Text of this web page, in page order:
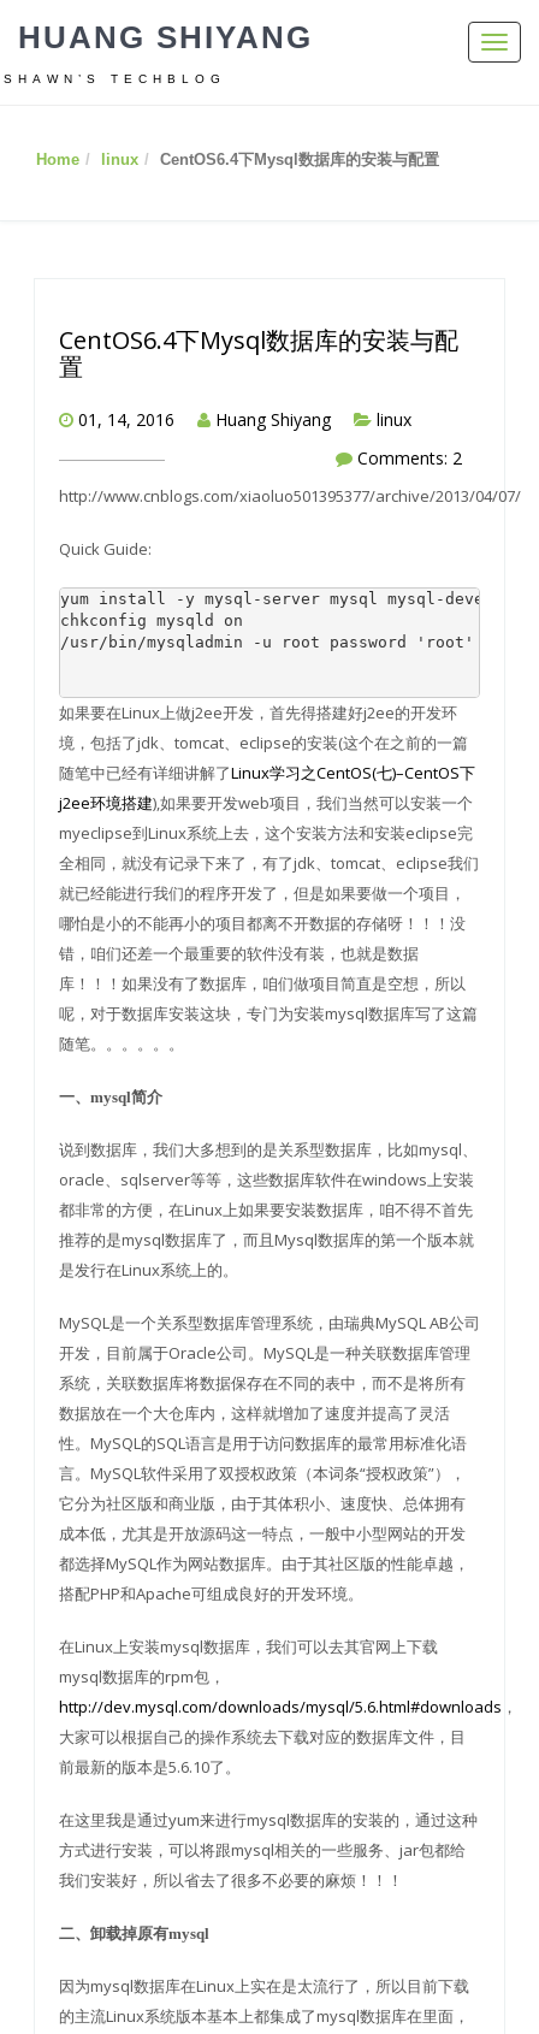
HUANG SHIYANG
SHAWN’S TECHBLOG
Home linux CentOS6.4下Mysql数据库的安装与配置
CentOS6.4下Mysql数据库的安装与配
置
01, 14, 2016 Huang Shiyang
linux
Comments: 2
http://www.cnblogs.com/xiaoluo501395377/archive/2013/04/07/
Quick Guide:
yum install -y mysql-server mysql mysql-
chkconfig mysqld on
/usr/bin/mysqladmin -u root password 'root'　　// 为
如果要在Linux上做j2ee开发，首先得搭建好j2ee的开发环
境，包括了jdk、tomcat、eclipse的安装(这个在之前的一篇
随笔中已经有详细讲解了Linux学习之CentOS(七)–CentOS下
j2ee环境搭建),如果要开发web项目，我们当然可以安装一个
myeclipse到Linux系统上去，这个安装方法和安装eclipse完
全相同，就没有记录下来了，有了jdk、tomcat、eclipse我们
就已经能进行我们的程序开发了，但是如果要做一个项目，
哪怕是小的不能再小的项目都离不开数据的存储呀！！！没
错，咱们还差一个最重要的软件没有装，也就是数据
库！！！如果没有了数据库，咱们做项目简直是空想，所以
呢，对于数据库安装这块，专门为安装mysql数据库写了这篇
随笔。。。。。。
一、mysql简介
说到数据库，我们大多想到的是关系型数据库，比如mysql、
oracle、sqlserver等等，这些数据库软件在windows上安装
都非常的方便，在Linux上如果要安装数据库，咱不得不首先
推荐的是mysql数据库了，而且Mysql数据库的第一个版本就
是发行在Linux系统上的。
MySQL是一个关系型数据库管理系统，由瑞典MySQL AB公司
开发，目前属于Oracle公司。MySQL是一种关联数据库管理
系统，关联数据库将数据保存在不同的表中，而不是将所有
数据放在一个大仓库内，这样就增加了速度并提高了灵活
性。MySQL的SQL语言是用于访问数据库的最常用标准化语
言。MySQL软件采用了双授权政策（本词条“授权政策”），
它分为社区版和商业版，由于其体积小、速度快、总体拥有
成本低，尤其是开放源码这一特点，一般中小型网站的开发
都选择MySQL作为网站数据库。由于其社区版的性能卓越，
搭配PHP和Apache可组成良好的开发环境。
在Linux上安装mysql数据库，我们可以去其官网上下载
mysql数据库的rpm包，
http://dev.mysql.com/downloads/mysql/5.6.html#downloads ，
大家可以根据自己的操作系统去下载对应的数据库文件，目
前最新的版本是5.6.10了。
在这里我是通过yum来进行mysql数据库的安装的，通过这种
方式进行安装，可以将跟mysql相关的一些服务、jar包都给
我们安装好，所以省去了很多不必要的麻烦！！！
二、卸载掉原有mysql
因为mysql数据库在Linux上实在是太流行了，所以目前下载
的主流Linux系统版本基本上都集成了mysql数据库在里面，